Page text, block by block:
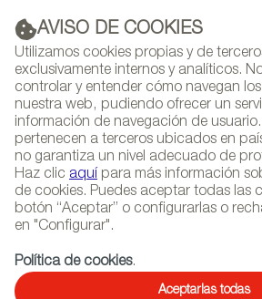
AVISO DE COOKIES
Utilizamos cookies propias y de
exclusivamente internos y analíticos.
controlar y entender cómo navegan
nuestra web, pudiendo ofrecer un
información de navegación de
pertenecen a terceros ubicados en
no garantiza un nivel adecuado de
Haz clic aquí para más información
de cookies. Puedes aceptar todas las
botón “Aceptar” o configurarlas o
en "Configurar".
Política de cookies.
Aceptarlas todas
PUBLICIDAD
(+34)
NEWSLETTER
AGENDA